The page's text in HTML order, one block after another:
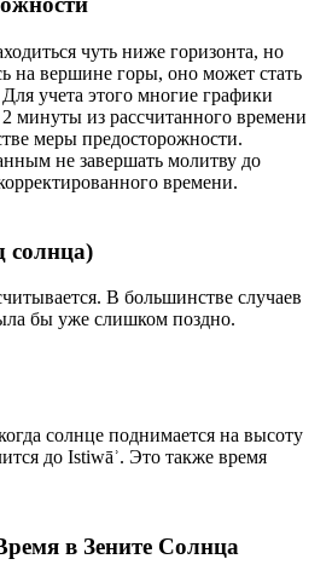
чуть ниже горизонта, но
на вершине горы, оно может стать
учета этого многие графики
минуты из рассчитанного времени
меры предосторожности.
не завершать молитву до
времени.
солнца)
В большинстве случаев
бы уже слишком поздно.
солнце поднимается на высоту
до Istiwāʾ. Это также время
в Зените Солнца